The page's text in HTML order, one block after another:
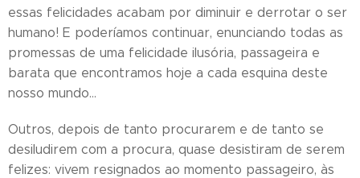
essas felicidades acabam por diminuir e derrotar o ser
humano! E poderíamos continuar, enunciando todas as
promessas de uma felicidade ilusória, passageira e
barata que encontramos hoje a cada esquina deste
nosso mundo...
Outros, depois de tanto procurarem e de tanto se
desiludirem com a procura, quase desistiram de serem
felizes: vivem resignados ao momento passageiro, às